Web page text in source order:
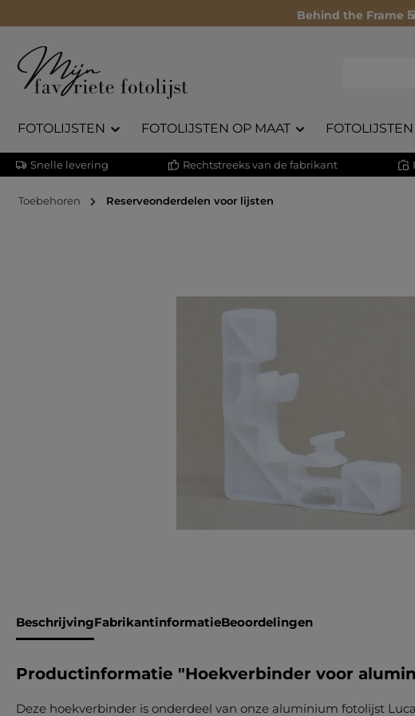
Behind the Frame
FOTOLIJSTEN FOTOLIJSTEN OP MAAT
Snelle levering Rechtstreeks van de fabrikant
Toebehoren Reserveonderdelen voor lijsten
BeschrijvingFabrikantinformatieBeoordelingen
Productinformatie "Hoekverbinder voor
Deze hoekverbinder is onderdeel van onze aluminium fotolijst